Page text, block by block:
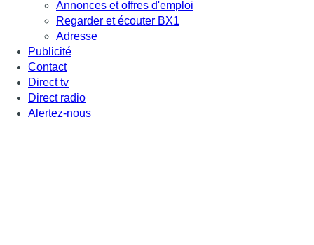
Annonces et offres d'emploi
Regarder et écouter BX1
Adresse
Publicité
Contact
Direct tv
Direct radio
Alertez-nous